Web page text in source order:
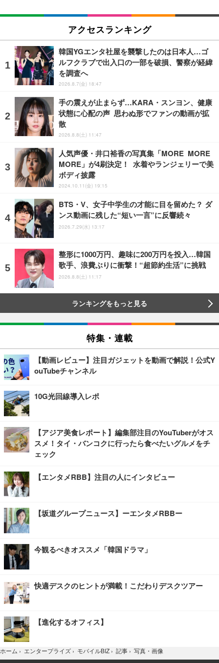
アクセスランキング
韓国YGエンタ社屋を襲撃したのは日本人…ゴ
ルフクラブで出入口の一部を破損、警察が経緯
を調査へ
2026.8.7(金) 18:47
手の震えが止まらず…KARA・スンヨン、健康
状態に心配の声 思わぬ形でファンの動画が拡
散
2026.8.8(土) 11:47
人気声優・井口裕香の写真集「MORE MORE
MORE」が4刷決定！ 水着やランジェリーで美
ボディ披露
2024.10.11(金) 19:15
BTS・V、女子中学生の才能に目を留めた？ ダ
ンス動画に残した“短い一言”に反響続々
2026.7.29(水) 13:17
整形に1000万円、趣味に200万円を投入…韓国
歌手、浪費ぶりに衝撃！“超節約生活”に挑戦
2026.8.8(土) 11:17
ランキングをもっと見る
特集・連載
【動画レビュー】注目ガジェットを動画で解説！公式Y
ouTubeチャンネル
10G光回線導入レポ
【アジア美食レポート】編集部注目のYouTuberがオス
スメ！タイ・バンコクに行ったら食べたいグルメをチ
ェック
【エンタメRBB】注目の人にインタビュー
【坂道グループニュース】ーエンタメRBBー
今観るべきオススメ「韓国ドラマ」
快適デスクのヒントが満載！こだわりデスクツアー
【進化するオフィス】
ホーム › エンタープライズ › モバイルBIZ › 記事 › 写真・画像